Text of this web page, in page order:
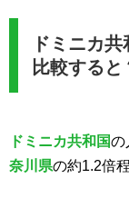
ドミニカ
比較すると
ドミニカ共和国の
奈川県の約1.2倍